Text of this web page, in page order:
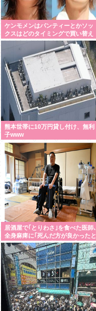
ケンモメンはパンティーとかソッ
クスはどのタイミングで買い替え
てるの？
熊本世帯に10万円貸し付け、無利
子www
居酒屋で｢とりわさ｣を食べた医師､
全身麻痺に｢死んだ方が良かったと
思っていた｣ 南九州以外で｢鶏刺
し｣を提供する店が増加しているが
果たして安全なのか